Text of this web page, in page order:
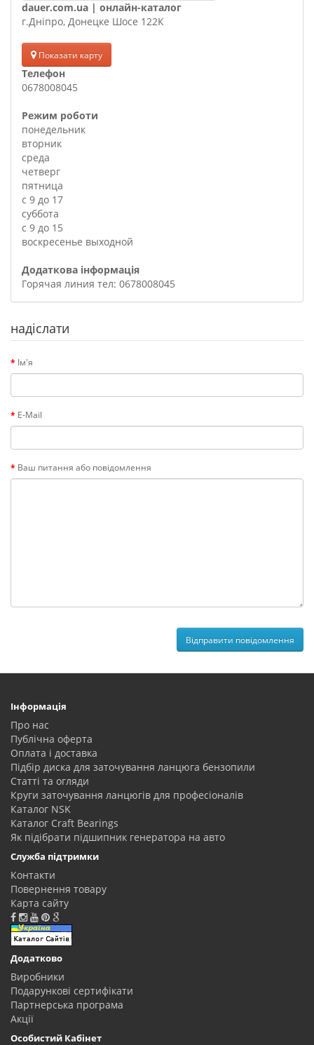
dauer.com.ua | онлайн-каталог
г.Дніпро, Донецке Шосе 122К
Показати карту
Телефон
0678008045
Режим роботи
понедельник
вторник
среда
четверг
пятница
с 9 до 17
суббота
с 9 до 15
воскресенье выходной
Додаткова інформація
Горячая линия тел: 0678008045
надіслати
Ім'я
E-Mail
Ваш питання або повідомлення
Інформація
Про нас
Публічна оферта
Оплата і доставка
Підбір диска для заточування ланцюга бензопили
Статті та огляди
Круги заточування ланцюгів для професіоналів
Каталог NSK
Каталог Craft Bearings
Як підібрати підшипник генератора на авто
Служба підтримки
Контакти
Повернення товару
Карта сайту
Додатково
Виробники
Подарункові сертифікати
Партнерська програма
Акції
Особистий Кабінет